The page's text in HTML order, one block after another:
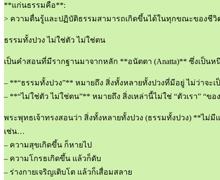
**แก่นธรรมคือ**:
> ความตื่นรู้และปฏิบัติธรรมสามารถเกิดขึ้นได้ในทุกขณะของชีวิ
ธรรมทั้งปวง ไม่ใช่ตัว ไม่ใช่ตน
เป็นคำสอนที่มีรากฐานมาจากหลัก **อนัตตา (Anatta)** ซึ่งเป็น
– **“ธรรมทั้งปวง”** หมายถึง สิ่งทั้งหลายทั้งปวงที่มีอยู่ ไม่ว่าจ
– **“ไม่ใช่ตัว ไม่ใช่ตน”** หมายถึง สิ่งเหล่านี้ไม่ใช่ “ตัวเรา” “ของ
พระพุทธเจ้าทรงสอนว่า สิ่งทั้งหลายทั้งปวง (ธรรมทั้งปวง) **ไม่
เช่น…
– ความสุขเกิดขึ้น ก็หายไป
– ความโกรธเกิดขึ้น แล้วก็ดับ
– ร่างกายเจริญเติบโต แล้วก็เสื่อมสลาย